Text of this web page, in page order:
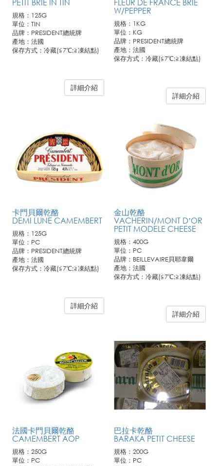
PETIT BRIE IN TIN
規格：125G
單位：TIN
品牌：PRESIDENT總統牌
產地：法國
保存方式：冷藏(≦7℃;≧凍結點)
詳細介紹
FLEUR DE FRANCE BRIE
W/PEPPER
規格：1KG
單位：KG
品牌：PRESIDENT總統牌
產地：法國
保存方式：冷藏(≦7℃;≧凍結點)
詳細介紹
卡門貝爾乾酪
DEMI LUNE CAMEMBERT
規格：125G
單位：PC
品牌：PRESIDENT總統牌
產地：法國
保存方式：冷藏(≦7℃;≧凍結點)
詳細介紹
金山乾酪
VACHERIN/MONT D’OR
PETIT MODELE CHEESE
規格：400G
單位：PC
品牌：BEILLEVAIRE貝耶韋爾
產地：法國
保存方式：冷藏(≦7℃;≧凍結點)
詳細介紹
法國卡門貝爾乾酪
CAMEMBERT AOP
規格：250G
單位：PC
巴拉卡乾酪
BARAKA PETIT CHEESE
規格：200G
單位：PC